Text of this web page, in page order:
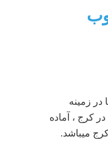
در زمینه
کرج ، آماده
میباشد.